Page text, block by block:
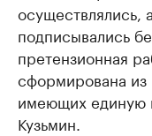
осуществлялись,
подписывались
претензионная
сформирована
имеющих единую
Кузьмин.